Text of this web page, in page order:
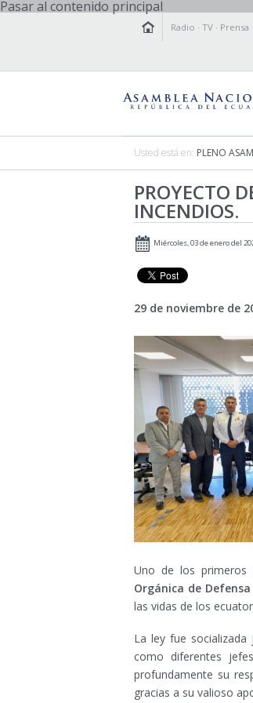
Pasar al contenido principal
Radio ·TV · Prensa
Usted está en: PLENO
PROYECTO
INCENDIOS.
Miércoles, 03 de enero del
29 de noviembre de
Uno de los primeros
Orgánica de
las vidas de los
La ley fue
como diferentes
profundamente su
gracias a su valioso